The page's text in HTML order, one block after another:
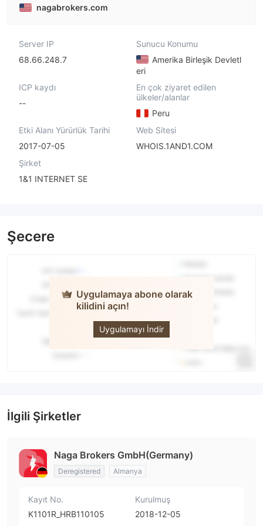
nagabrokers.com
Server IP
68.66.248.7
Sunucu Konumu
Amerika Birleşik Devletl
eri
ICP kaydı
--
En çok ziyaret edilen
ülkeler/alanlar
Peru
Etki Alanı Yürürlük Tarihi
2017-07-05
Web Sitesi
WHOIS.1AND1.COM
Şirket
1&1 INTERNET SE
Şecere
Uygulamaya abone olarak
kilidini açın!
Uygulamayı İndir
NAGA
İlgili Şirketler
Naga Brokers GmbH(Germany)
Deregistered Almanya
Kayıt No.
K1101R_HRB110105
Kurulmuş
2018-12-05